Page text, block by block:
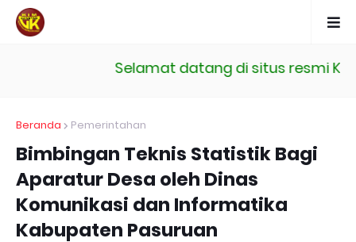
Selamat datang di situs resmi
Beranda Pemerintahan
Bimbingan Teknis Statistik Bagi
Aparatur Desa oleh Dinas
Komunikasi dan Informatika
Kabupaten Pasuruan